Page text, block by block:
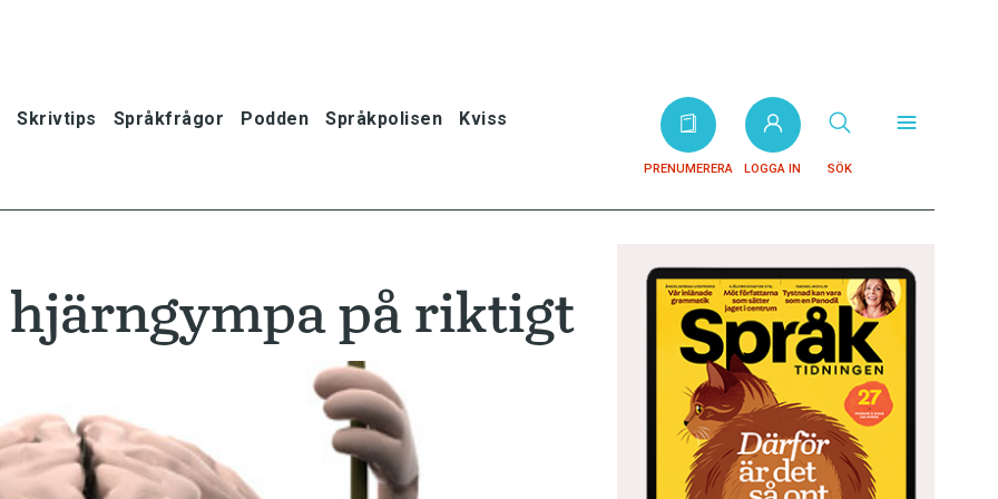
Skrivtips Språkfrågor Podden Språkpolisen Kviss
PRENUMERERA LOGGA IN SÖK
på riktigt